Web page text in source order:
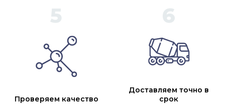
Проверяем качество
Доставляем точно в
срок